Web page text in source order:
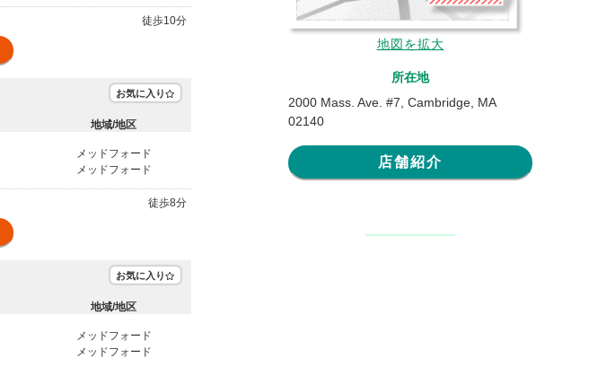
徒歩10分
お気に入り
地域/地区
メッドフォード
メッドフォード
徒歩8分
お気に入り
地域/地区
メッドフォード
メッドフォード
地図を拡大
所在地
2000 Mass. Ave. #7, Cambridge, MA
02140
店舗紹介